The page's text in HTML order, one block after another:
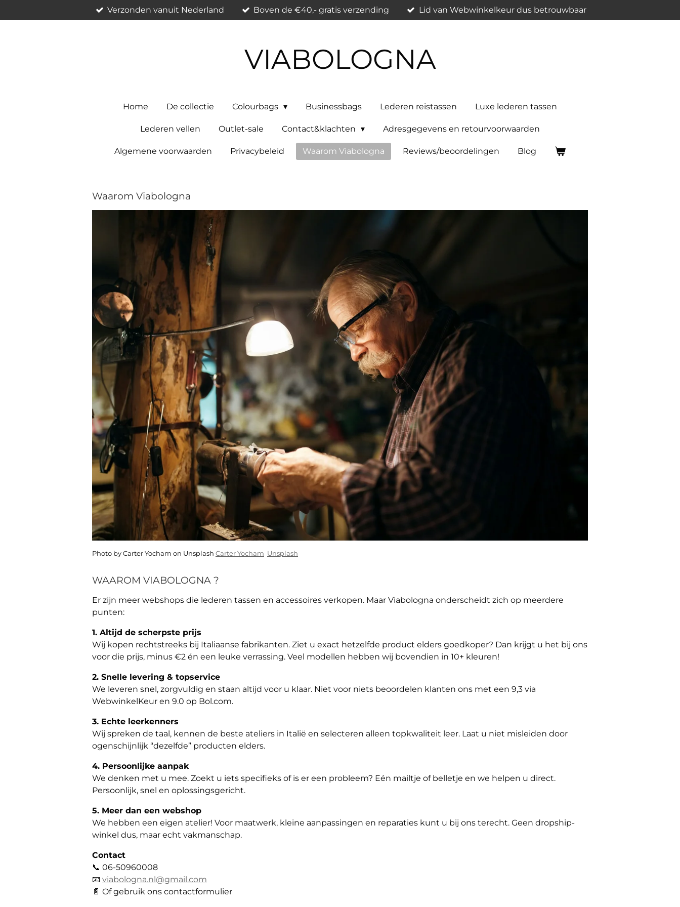
direct
Verzonden vanuit Nederland Boven de €40,- gratis verzending Lid van Webwinkelkeur dus betrouwbaar
VIABOLOGNA
Home De collectie Colourbags Businessbags Lederen reistassen Luxe lederen tassen
Lederen vellen Outlet-sale Contact&klachten Adresgegevens en retourvoorwaarden
Algemene voorwaarden Privacybeleid Waarom Viabologna Reviews/beoordelingen Blog
Waarom Viabologna
Photo by Carter Yocham on Unsplash Carter Yocham Unsplash
WAAROM VIABOLOGNA ?
Er zijn meer webshops die lederen tassen en accessoires verkopen. Maar Viabologna onderscheidt zich op meerdere
punten:
1. Altijd de scherpste prijs
Wij kopen rechtstreeks bij Italiaanse fabrikanten. Ziet u exact hetzelfde product elders goedkoper? Dan krijgt u het bij ons
voor die prijs, minus €2 én een leuke verrassing. Veel modellen hebben wij bovendien in 10+ kleuren!
2. Snelle levering & topservice
We leveren snel, zorgvuldig en staan altijd voor u klaar. Niet voor niets beoordelen klanten ons met een 9,3 via
WebwinkelKeur en 9.0 op Bol.com.
3. Echte leerkenners
Wij spreken de taal, kennen de beste ateliers in Italië en selecteren alleen topkwaliteit leer. Laat u niet misleiden door
ogenschijnlijk “dezelfde” producten elders.
4. Persoonlijke aanpak
We denken met u mee. Zoekt u iets specifieks of is er een probleem? Eén mailtje of belletje en we helpen u direct.
Persoonlijk, snel en oplossingsgericht.
5. Meer dan een webshop
We hebben een eigen atelier! Voor maatwerk, kleine aanpassingen en reparaties kunt u bij ons terecht. Geen dropship-
winkel dus, maar echt vakmanschap.
Contact
📞 06-50960008
📧 viabologna.nl@gmail.com
📄 Of gebruik ons contactformulier